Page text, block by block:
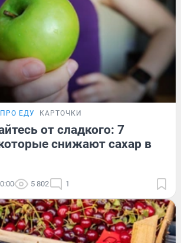
ЕДУ КАРТОЧКИ
от сладкого: 7
снижают сахар в
5 802 1